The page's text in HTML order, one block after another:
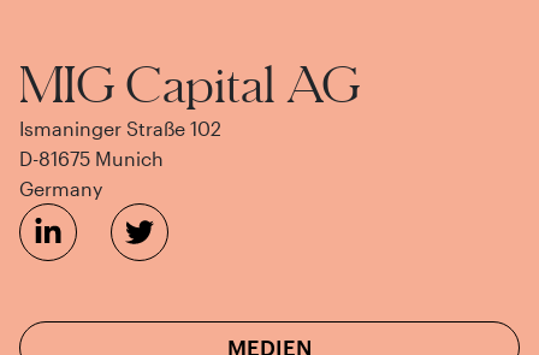
MIG Capital AG
Ismaninger Straße 102
D-81675 Munich
Germany
MEDIEN